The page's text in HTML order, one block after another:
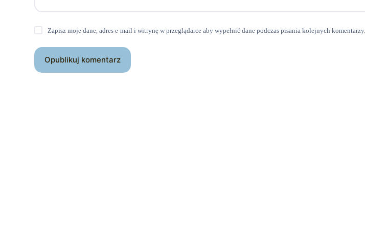
Zapisz moje dane, adres e-mail i witrynę w przeglądarce aby wypełnić dane podczas pisania kolejnych komentarzy.
Opublikuj komentarz